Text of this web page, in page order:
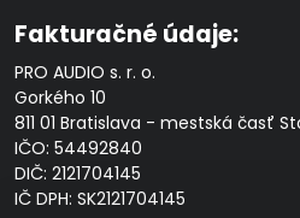
Fakturačné údaje:
PRO AUDIO s. r. o.
Gorkého 10
811 01 Bratislava - mestská časť
IČO: 54492840
DIČ: 2121704145
IČ DPH: SK2121704145